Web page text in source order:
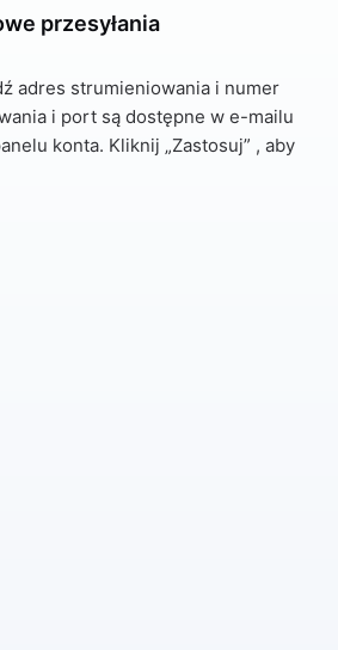
przesyłania
adres strumieniowania i numer
i port są dostępne w e-mailu
konta. Kliknij „Zastosuj” , aby